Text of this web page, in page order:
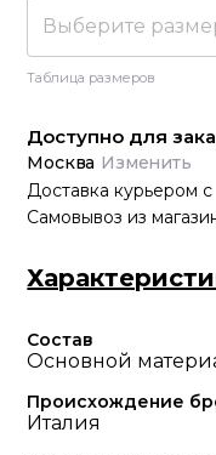
Выберите
Таблица размеров
Доступно для
Москва Изменить
Доставка курьером с
Самовывоз из
Состав
Основной
Происхождение
Италия